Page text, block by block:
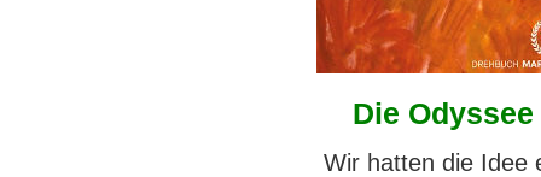
Die Odyssee
Wir hatten die Idee